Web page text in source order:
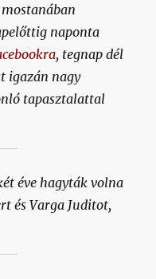
naponta
, tegnap dél
igazán nagy
tapasztalattal
éve hagyták volna
és Varga Juditot,